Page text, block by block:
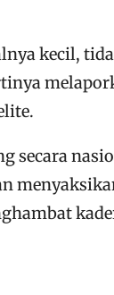
kecil,
secara